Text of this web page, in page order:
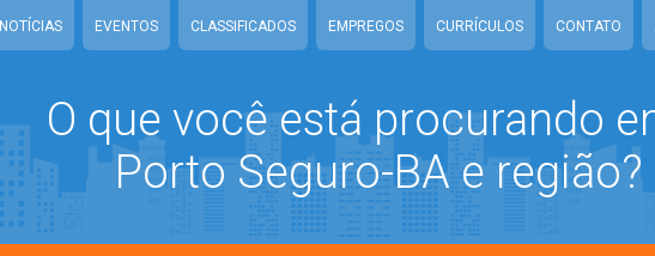
NOTÍCIAS EVENTOS CLASSIFICADOS EMPREGOS CURRÍCULOS CONTATO
O que você está procurando
Porto Seguro-BA e região?